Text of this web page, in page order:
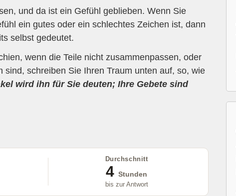
und da ist ein Gefühl geblieben. Wenn Sie
ein gutes oder ein schlechtes Zeichen ist, dann
selbst gedeutet.
wenn die Teile nicht zusammenpassen, oder
sind, schreiben Sie Ihren Traum unten auf, so, wie
wird ihn für Sie deuten; Ihre Gebete sind
Durchschnitt
4 Stunden
bis zur Antwort